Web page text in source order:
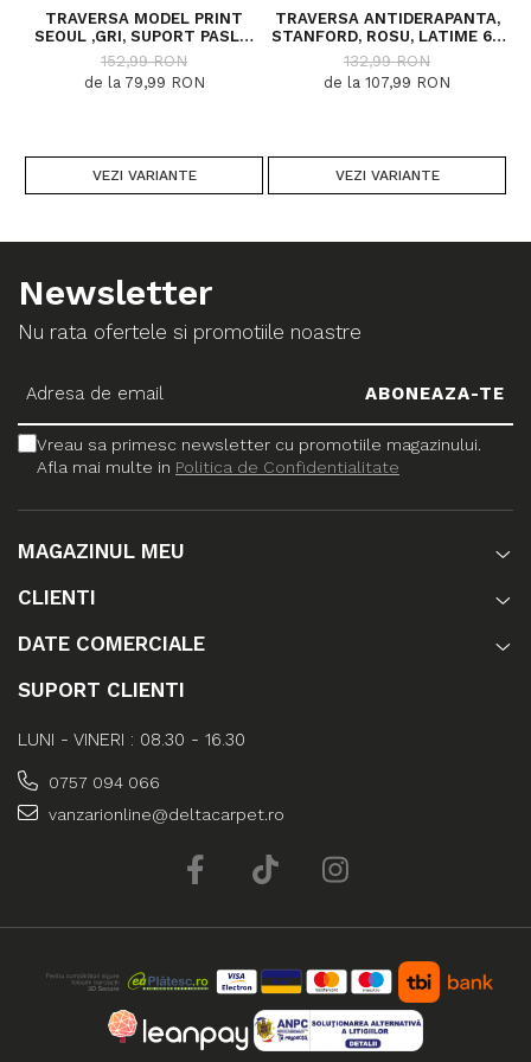
TRAVERSA MODEL PRINT
SEOUL ,GRI, SUPORT PASLA,
LATIME 100 CM, 820 GR/MP
152,99 RON
de la 79,99 RON
VEZI VARIANTE
TRAVERSA ANTIDERAPANTA,
STANFORD, ROSU, LATIME 67
CM, DIVERSE LUNGIMI
132,99 RON
de la 107,99 RON
VEZI VARIANTE
Newsletter
Nu rata ofertele si promotiile noastre
Vreau sa primesc newsletter cu promotiile magazinului.
Afla mai multe in Politica de Confidentialitate
MAGAZINUL MEU
CLIENTI
DATE COMERCIALE
SUPORT CLIENTI
LUNI - VINERI : 08.30 - 16.30
0757 094 066
vanzarionline@deltacarpet.ro